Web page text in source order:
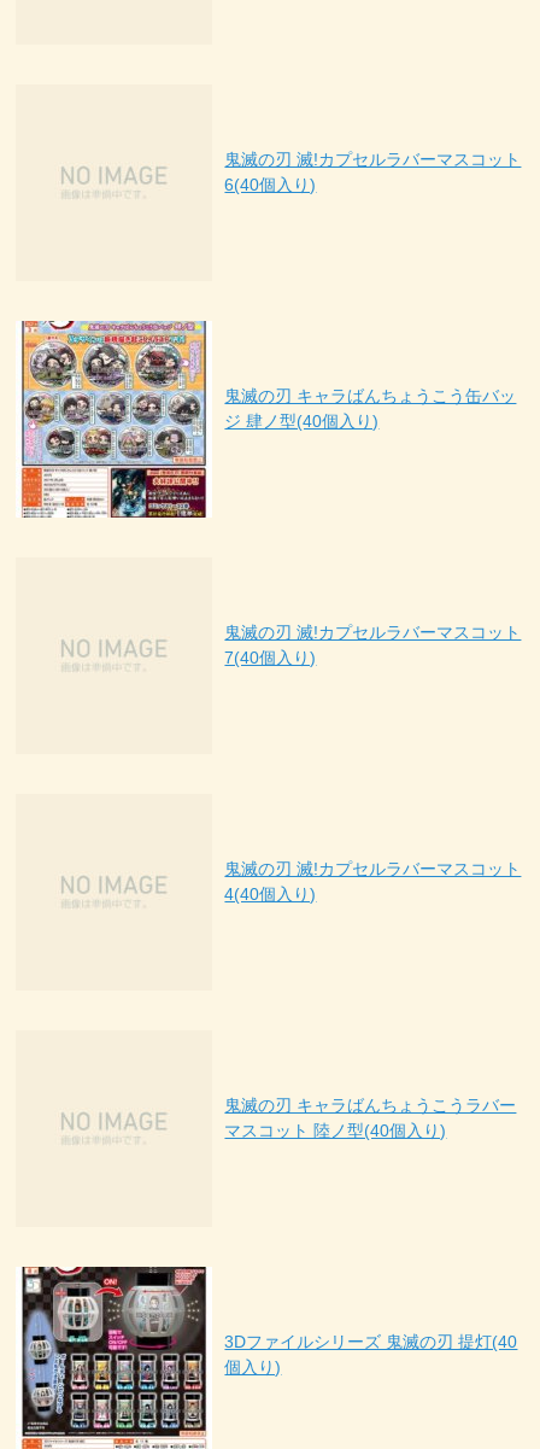
鬼滅の刃 滅!カプセルラバーマスコット
6(40個入り)
鬼滅の刃 キャラばんちょうこう缶バッ
ジ 肆ノ型(40個入り)
鬼滅の刃 滅!カプセルラバーマスコット
7(40個入り)
鬼滅の刃 滅!カプセルラバーマスコット
4(40個入り)
鬼滅の刃 キャラばんちょうこうラバー
マスコット 陸ノ型(40個入り)
3Dファイルシリーズ 鬼滅の刃 提灯(40
個入り)